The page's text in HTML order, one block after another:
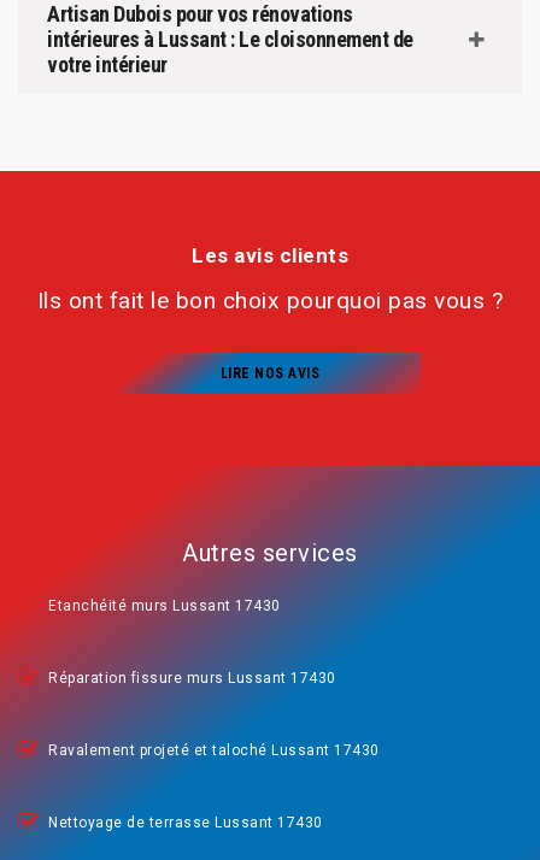
Artisan Dubois pour vos rénovations
intérieures à Lussant : Le cloisonnement de
votre intérieur
Les avis clients
Ils ont fait le bon choix pourquoi pas vous ?
LIRE NOS AVIS
Autres services
Etanchéité murs Lussant 17430
Réparation fissure murs Lussant 17430
Ravalement projeté et taloché Lussant 17430
Nettoyage de terrasse Lussant 17430